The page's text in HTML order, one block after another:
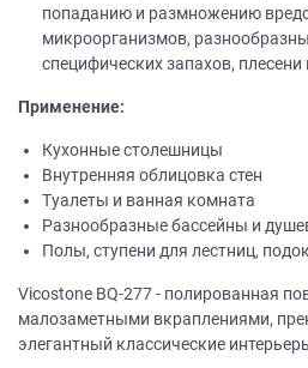
попаданию и размножению
микроорганизмов,
специфических запахов, плесени
Применение:
Кухонные столешницы
Внутренняя облицовка стен
Туалеты и ванная комната
Разнообразные бассейны и
Полы, ступени для лестниц,
Vicostone BQ-277 - полированная
малозаметными вкраплениями,
элегантный классические